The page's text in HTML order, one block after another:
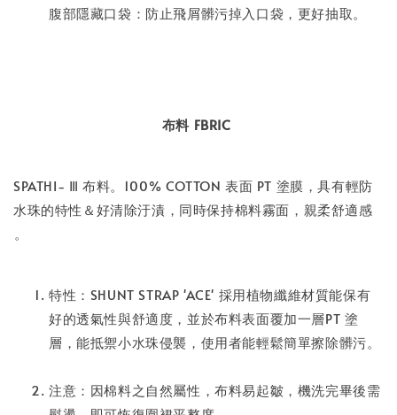
腹部隱藏口袋：防止飛屑髒污掉入口袋，更好抽取。
布料 FBRIC
SPATHI- Ⅲ 布料。100% COTTON 表面 PT 塗膜，具有輕防
水珠的特性＆好清除汙漬，同時保持棉料霧面，親柔舒適感
⁣。
特性：SHUNT STRAP 'ACE' 採用植物纖維材質能保有
好的透氣性與舒適度，並於布料表面覆加一層PT 塗
層，能抵禦小水珠侵襲，使用者能輕鬆簡單擦除髒污。
注意：因棉料之自然屬性，布料易起皺，機洗完畢後需